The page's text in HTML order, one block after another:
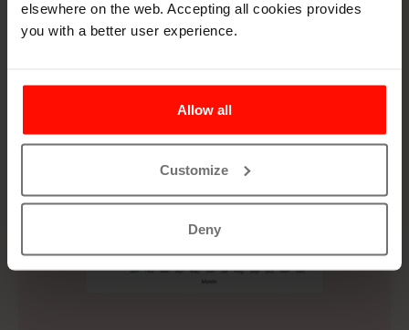
elsewhere on the web. Accepting all cookies provides
you with a better user experience.
Allow all
Customize
Deny